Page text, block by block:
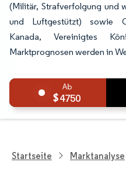
(Militär, Strafverfolgung und
und Luftgestützt) sowie
Kanada, Vereinigtes
Marktprognosen werden in
4750
Startseite Marktanalyse